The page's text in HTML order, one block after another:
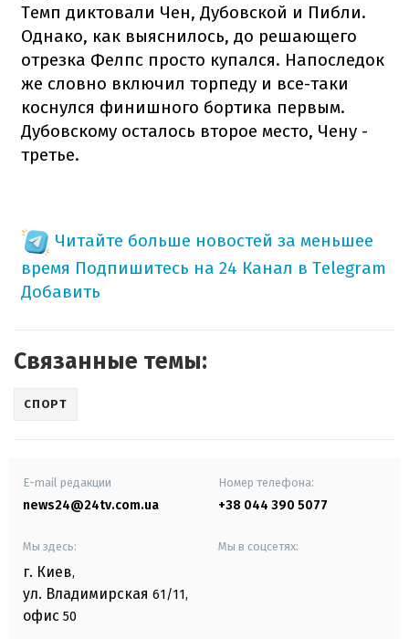
Темп диктовали Чен, Дубовской и Пибли.
Однако, как выяснилось, до решающего
отрезка Фелпс просто купался. Напоследок
же словно включил торпеду и все-таки
коснулся финишного бортика первым.
Дубовскому осталось второе место, Чену -
третье.
Читайте больше новостей за меньшее
время Подпишитесь на 24 Канал в Telegram
Добавить
Связанные темы:
СПОРТ
E-mail редакции
news24@24tv.com.ua
Номер телефона:
+38 044 390 5077
Мы здесь:
г. Киев,
ул. Владимирская 61/11,
офис 50
Мы в соцсетях: